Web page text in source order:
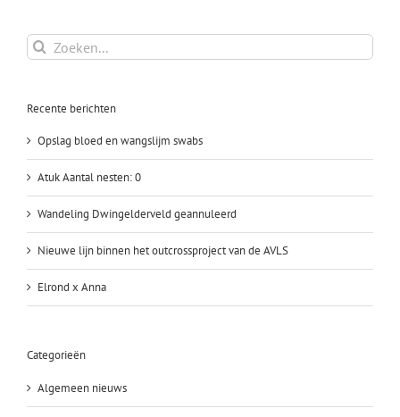
NID
Zoeken
naar:
Recente berichten
Opslag bloed en wangslijm swabs
Atuk Aantal nesten: 0
Wandeling Dwingelderveld geannuleerd
Nieuwe lijn binnen het outcrossproject van de AVLS
Elrond x Anna
Categorieën
Algemeen nieuws